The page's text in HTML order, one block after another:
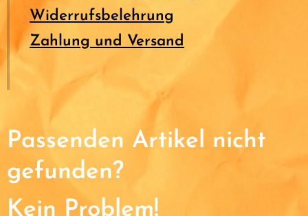
Widerrufsbelehrung
Zahlung und Versand
Passenden Artikel nicht
gefunden?
Kein Problem!